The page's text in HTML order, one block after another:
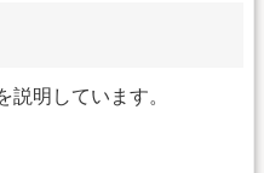
説明しています。